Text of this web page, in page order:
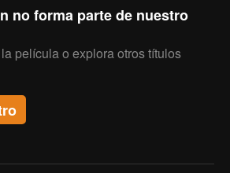
no forma parte de nuestro
película o explora otros títulos